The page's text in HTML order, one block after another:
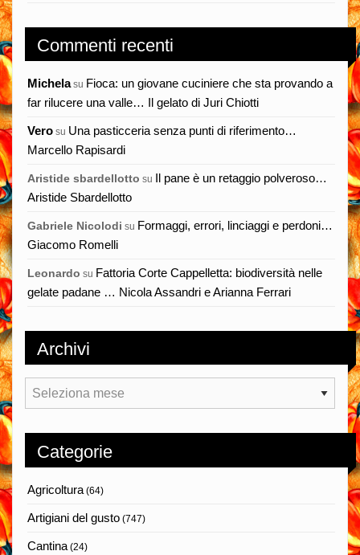
Commenti recenti
Michelasu Fioca: un giovane cuciniere che sta provando a
far rilucere una valle… Il gelato di Juri Chiotti
Vero su Una pasticceria senza punti di riferimento…
Marcello Rapisardi
Aristide sbardellotto su Il pane è un retaggio polveroso…
Aristide Sbardellotto
Gabriele Nicolodi su Formaggi, errori, linciaggi e perdoni…
Giacomo Romelli
Leonardo su Fattoria Corte Cappelletta: biodiversità nelle
gelate padane … Nicola Assandri e Arianna Ferrari
Archivi
Archivi
Categorie
Agricoltura (64)
Artigiani del gusto (747)
Cantina (24)